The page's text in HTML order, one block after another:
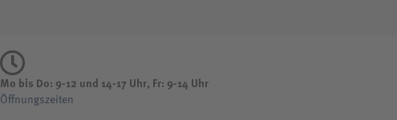
Mo bis Do: 9-12 und 14-17 Uhr, Fr: 9-14 Uhr
Öffnungszeiten